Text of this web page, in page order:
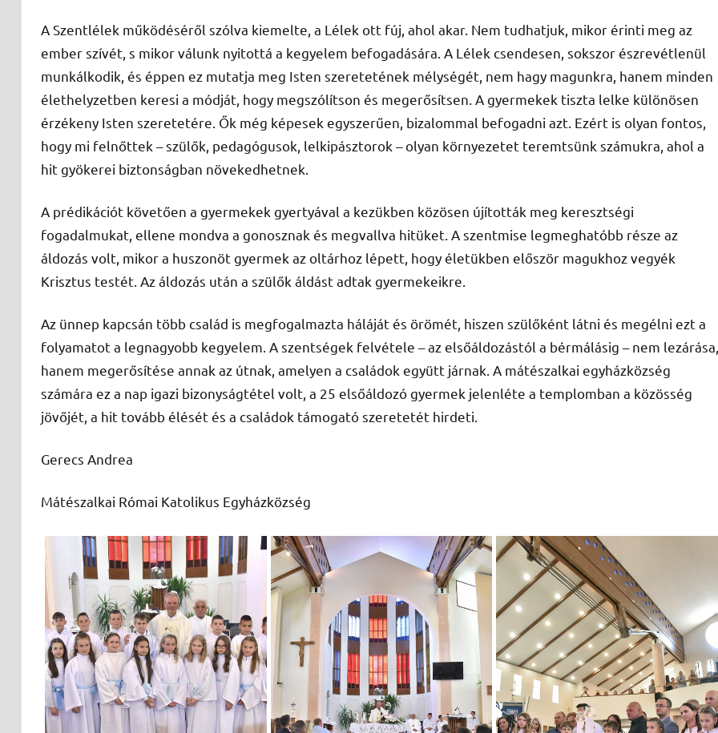
A Szentlélek működéséről szólva kiemelte, a Lélek ott fúj, ahol akar. Nem tudhatjuk, mikor érinti meg az
ember szívét, s mikor válunk nyitottá a kegyelem befogadására. A Lélek csendesen, sokszor észrevétlenül
munkálkodik, és éppen ez mutatja meg Isten szeretetének mélységét, nem hagy magunkra, hanem minden
élethelyzetben keresi a módját, hogy megszólítson és megerősítsen. A gyermekek tiszta lelke különösen
érzékeny Isten szeretetére. Ők még képesek egyszerűen, bizalommal befogadni azt. Ezért is olyan fontos,
hogy mi felnőttek – szülők, pedagógusok, lelkipásztorok – olyan környezetet teremtsünk számukra, ahol a
hit gyökerei biztonságban növekedhetnek.
A prédikációt követően a gyermekek gyertyával a kezükben közösen újították meg keresztségi
fogadalmukat, ellene mondva a gonosznak és megvallva hitüket. A szentmise legmeghatóbb része az
áldozás volt, mikor a huszonöt gyermek az oltárhoz lépett, hogy életükben először magukhoz vegyék
Krisztus testét. Az áldozás után a szülők áldást adtak gyermekeikre.
Az ünnep kapcsán több család is megfogalmazta háláját és örömét, hiszen szülőként látni és megélni ezt a
folyamatot a legnagyobb kegyelem. A szentségek felvétele – az elsőáldozástól a bérmálásig – nem lezárása,
hanem megerősítése annak az útnak, amelyen a családok együtt járnak. A mátészalkai egyházközség
számára ez a nap igazi bizonyságtétel volt, a 25 elsőáldozó gyermek jelenléte a templomban a közösség
jövőjét, a hit tovább élését és a családok támogató szeretetét hirdeti.
Gerecs Andrea
Mátészalkai Római Katolikus Egyházközség